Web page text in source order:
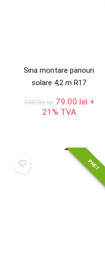
Sina montare panouri
solare 4,2 m R17
100.00lei Prețul
inițial
79.00 leiPrețul
+
21% TVA
PRET